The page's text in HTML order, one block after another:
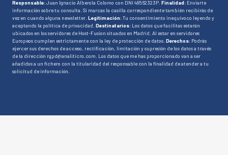
Responsable: Juan Ignacio Alberola Colomo con DNI 48562323P. Finalidad: Enviarte
información sobre tu consulta. Si marcas la casilla correspondiente también recibirás de
vez en cuando alguna newsletter. Legitimación: Tu consentimiento inequívoco leyendo y
aceptando la política de privacidad. Destinatarios: Los datos que facilitas estarán
ubicados en los servidores de Host-Fusion situados en Madrid. Al estar en servidores
Europeos cumplen estrictamente con la ley de protección de datos. Derechos: Podrás
ejercer sus derechos de acceso, rectificación, limitación y supresión de los datos a través
de la dirección rgpd@analiticro.com. Los datos que me has proporcionado van a ser
añadidos a un fichero con la titularidad del responsable con la finalidad de atender a tu
solicitud de información.